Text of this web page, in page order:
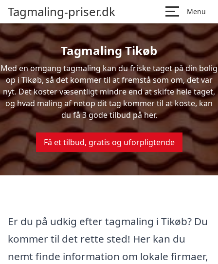
Tagmaling-priser.dk Menu
Tagmaling Tikøb
Med en omgang tagmaling kan du friske taget på din bolig
op i Tikøb, så det kommer til at fremstå som om, det var
nyt. Det koster væsentligt mindre end at skifte hele taget,
og hvad maling af netop dit tag kommer til at koste, kan
du få 3 gode tilbud på her.
Få et tilbud, gratis og uforpligtende
Er du på udkig efter tagmaling i Tikøb? Du
kommer til det rette sted! Her kan du
nemt finde information om lokale firmaer,